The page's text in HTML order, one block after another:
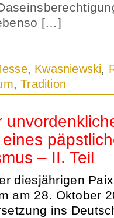
[…]
, Kwasniewski,
,Tradition
– II. Teil
diesjährigen
am 28. Oktober
ins